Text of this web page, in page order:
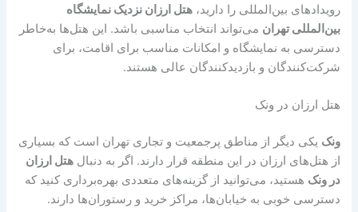
رویدادهای بین‌المللی را دارید،هتل ارزان نزدیک نمایشگاه
بین‌المللی تهران می‌تواند انتخاب مناسبی باشد. این هتل‌ها به‌خاطر
دسترسی به نمایشگاه و امکانات مناسب برای اقامت، برای
شرکت‌کنندگان و بازدیدکنندگان عالی هستند.
هتل ارزان در ونک
ونک یکی دیگر از مناطق پرجمعیت و تجاری تهران است که بسیاری
از هتل‌های ارزان در این منطقه قرار دارند. اگر به دنبالهتل ارزان
در ونک هستید، می‌توانید از گزینه‌های متعددی بهره‌برداری کنید که
دسترسی خوبی به خیابان‌ها، مراکز خرید و رستوران‌ها دارند.